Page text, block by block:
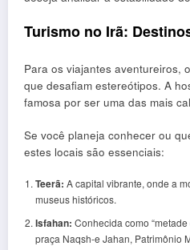
Turismo no Irã:
Para os viajantes aventureiros,
que desafiam estereótipos. A
famosa por ser uma das mais
Se você planeja conhecer ou
estes locais são essenciais:
Teerã: A capital vibrante, onde a
museus históricos.
Isfahan: Conhecida como
praça Naqsh-e Jahan, Patrimônio